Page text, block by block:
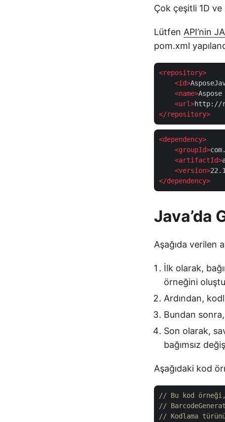
Çok çeşitli 1D ve
Lütfen API’nin
pom.xml
<repository>
<id>
<name>
<url>http://
</repository>
<dependency>
<groupId>
<artifactId>
<version>
</dependency>
Java’da
Aşağıda verilen
İlk olarak,
örneğini
Ardından,
Bundan
Son olarak,
bağımsız
Aşağıdaki kod
// Bu kod
//
// Kodlama